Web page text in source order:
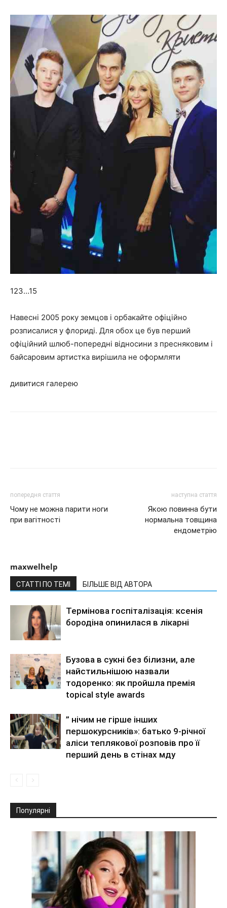
123…15
Навесні 2005 року земцов і орбакайте офіційно
розписалися у флориді. Для обох це був перший
офіційний шлюб-попередні відносини з пресняковим і
байсаровим артистка вирішила не оформляти
дивитися галерею
попередня стаття
Чому не можна парити ноги
при вагітності
наступна стаття
Якою повинна бути
нормальна товщина
ендометрію
maxwelhelp
СТАТТІ ПО ТЕМІ БІЛЬШЕ ВІД АВТОРА
Термінова госпіталізація: ксенія
бородіна опинилася в лікарні
Бузова в сукні без білизни, але
найстильнішою назвали
тодоренко: як пройшла премія
topical style awards
” нічим не гірше інших
першокурсників»: батько 9-річної
аліси теплякової розповів про її
перший день в стінах мду
Популярні